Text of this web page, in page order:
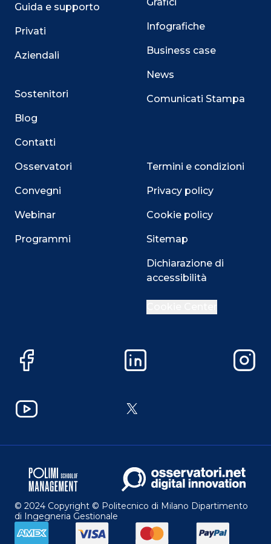
Guida e supporto
Privati
Aziendali
Sostenitori
Blog
Contatti
Osservatori
Convegni
Webinar
Programmi
Infografiche
Business case
News
Comunicati Stampa
Termini e condizioni
Privacy policy
Cookie policy
Sitemap
Dichiarazione di
accessibilità
Facebook LinkedIn
YouTube X
© 2024 Copyright © Politecnico di Milano Dipartimento
di Ingegneria Gestionale